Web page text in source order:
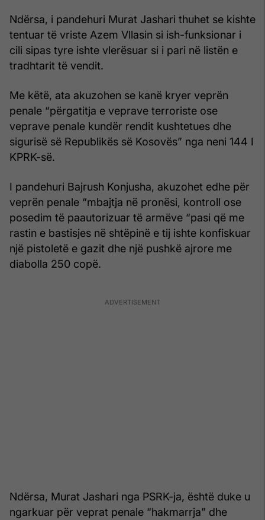
Ndërsa, i pandehuri Murat Jashari thuhet se kishte
tentuar të vriste Azem Vllasin si ish-funksionar i
cili sipas tyre ishte vlerësuar si i pari në listën e
tradhtarit të vendit.
Me këtë, ata akuzohen se kanë kryer veprën
penale “përgatitja e veprave terroriste ose
veprave penale kundër rendit kushtetues dhe
sigurisë së Republikës së Kosovës” nga neni 144 I
KPRK-së.
I pandehuri Bajrush Konjusha, akuzohet edhe për
veprën penale “mbajtja në pronësi, kontroll ose
posedim të paautorizuar të armëve “pasi që me
rastin e bastisjes në shtëpinë e tij ishte konfiskuar
një pistoletë e gazit dhe një pushkë ajrore me
diabolla 250 copë.
Ndërsa, Murat Jashari nga PSRK-ja, është duke u
ngarkuar për veprat penale “hakmarrja” dhe